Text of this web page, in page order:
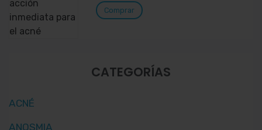
Comprar
CATEGORÍAS
ACNÉ
ANOSMIA